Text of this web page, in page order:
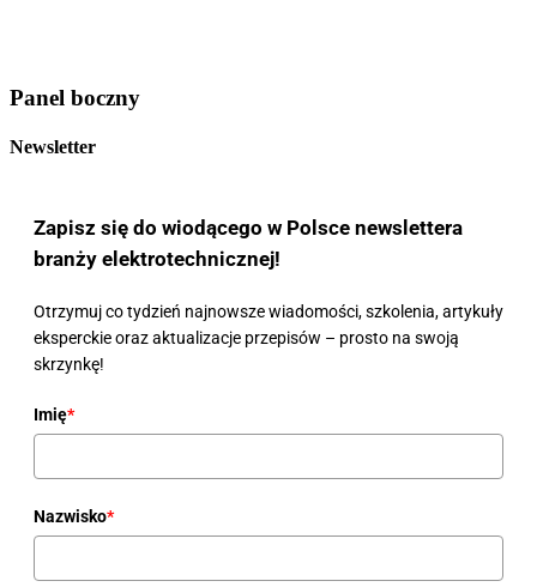
Panel boczny
Newsletter
Zapisz się do wiodącego w Polsce newslettera
branży elektrotechnicznej!
Otrzymuj co tydzień najnowsze wiadomości, szkolenia, artykuły
eksperckie oraz aktualizacje przepisów – prosto na swoją
skrzynkę!
Imię*
Nazwisko*